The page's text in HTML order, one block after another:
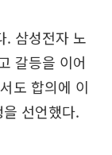
. 삼성전자 노
갈등을 이어
도 합의에 이
선언했다.